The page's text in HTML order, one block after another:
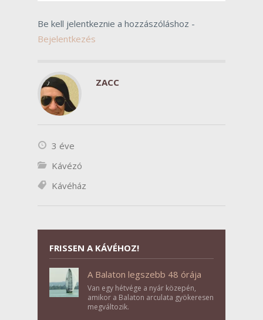
Be kell jelentkeznie a hozzászóláshoz -
Bejelentkezés
ZACC
3 éve
Kávézó
Kávéház
FRISSEN A KÁVÉHOZ!
A Balaton legszebb 48 órája
Van egy hétvége a nyár közepén,
amikor a Balaton arculata gyökeresen
megváltozik.